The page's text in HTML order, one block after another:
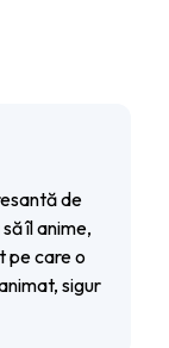
de
îl anime,
pe care o
sigur